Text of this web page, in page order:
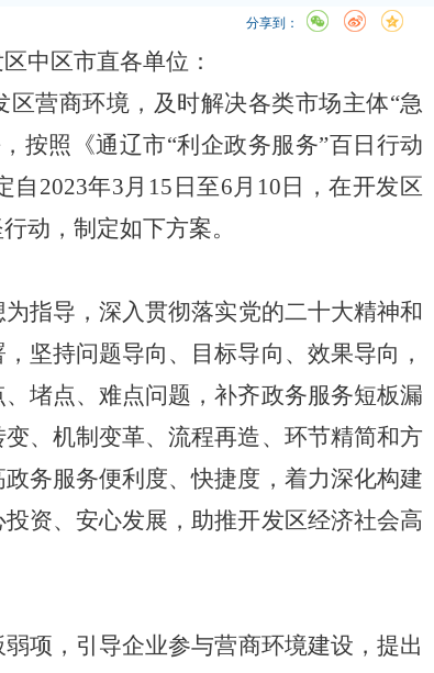
分享到：
中区市直各单位：
区营商环境，及时解决各类市场主体“急
按照《通辽市“利企政务服务”百日行动
自 2023年3月 15 日至6月 10 日，在开发区
动，制定如下方案。
指导，深入贯彻落实党的二十大精神和
坚持问题导向、目标导向、效果导向，
堵点、难点问题，补齐政务服务短板漏
、机制变革、流程再造、环节精简和方
务服务便利度、快捷度，着力深化构建
资、安心发展，助推开发区经济社会高
项，引导企业参与营商环境建设，提出